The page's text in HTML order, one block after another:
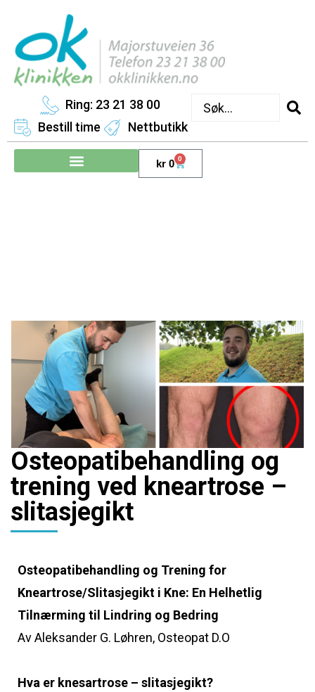
Ring: 23 21 38 00
Bestill time
Nettbutikk
kr 0 0
Osteopatibehandling og
trening ved kneartrose –
slitasjegikt
Osteopatibehandling og Trening for
Kneartrose/Slitasjegikt i Kne: En Helhetlig
Tilnærming til Lindring og Bedring
Av Aleksander G. Løhren, Osteopat D.O
Hva er knesartrose – slitasjegikt?